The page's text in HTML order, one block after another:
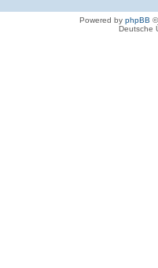
Powered by phpBB
Deutsche